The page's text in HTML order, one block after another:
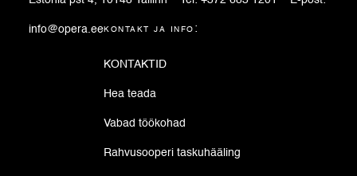
info@opera.eekontakt ja info:
KONTAKTID
Hea teada
Vabad töökohad
Rahvusooperi taskuhääling